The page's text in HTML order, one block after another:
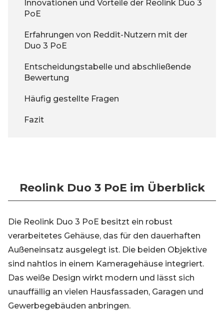
Innovationen und Vorteile der Reolink Duo 3
PoE
Erfahrungen von Reddit-Nutzern mit der
Duo 3 PoE
Entscheidungstabelle und abschließende
Bewertung
Häufig gestellte Fragen
Fazit
Reolink Duo 3 PoE im Überblick
Die Reolink Duo 3 PoE besitzt ein robust
verarbeitetes Gehäuse, das für den dauerhaften
Außeneinsatz ausgelegt ist. Die beiden Objektive
sind nahtlos in einem Kameragehäuse integriert.
Das weiße Design wirkt modern und lässt sich
unauffällig an vielen Hausfassaden, Garagen und
Gewerbegebäuden anbringen.